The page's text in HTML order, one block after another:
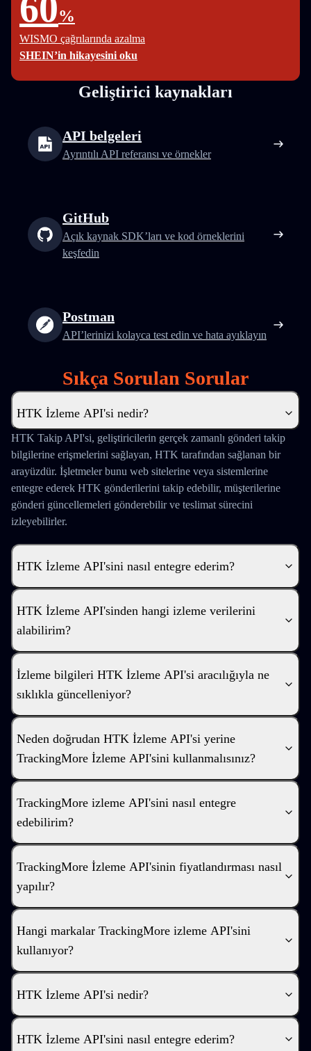
%
WISMO çağrılarında azalma
SHEIN’in hikayesini oku
Geliştirici kaynakları
API belgeleri
Ayrıntılı API referansı ve örnekler
GitHub
Açık kaynak SDK’ları ve kod örneklerini
keşfedin
Postman
API’lerinizi kolayca test edin ve hata ayıklayın
Sıkça Sorulan Sorular
HTK İzleme API'si nedir?
HTK Takip API'si, geliştiricilerin gerçek zamanlı gönderi takip
bilgilerine erişmelerini sağlayan, HTK tarafından sağlanan bir
arayüzdür. İşletmeler bunu web sitelerine veya sistemlerine
entegre ederek HTK gönderilerini takip edebilir, müşterilerine
gönderi güncellemeleri gönderebilir ve teslimat sürecini
izleyebilirler.
HTK İzleme API'sini nasıl entegre ederim?
HTK İzleme API'sinden hangi izleme verilerini
alabilirim?
İzleme bilgileri HTK İzleme API'si aracılığıyla ne
sıklıkla güncelleniyor?
Neden doğrudan HTK İzleme API'si yerine
TrackingMore İzleme API'sini kullanmalısınız?
TrackingMore izleme API'sini nasıl entegre
edebilirim?
TrackingMore İzleme API'sinin fiyatlandırması nasıl
yapılır?
Hangi markalar TrackingMore izleme API'sini
kullanıyor?
HTK İzleme API'si nedir?
HTK İzleme API'sini nasıl entegre ederim?